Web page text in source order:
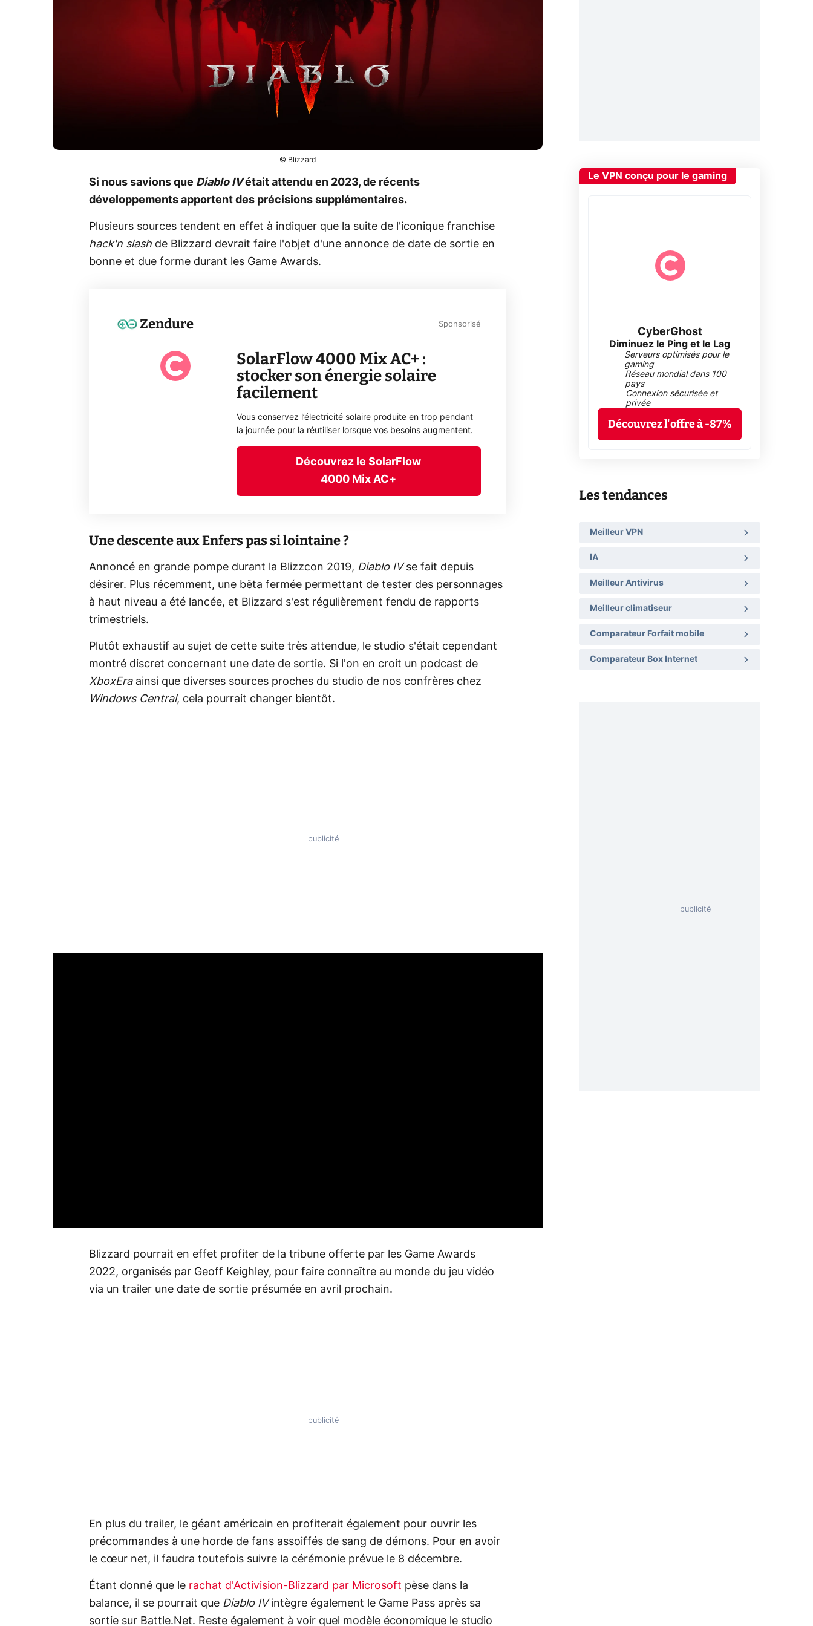
© Blizzard
Si nous savions que Diablo IVétait attendu en 2023, de récents
développements apportent des précisions supplémentaires.
Plusieurs sources tendent en effet à indiquer que la suite de l'iconique franchise
hack'n slash de Blizzard devrait faire l'objet d'une annonce de date de sortie en
bonne et due forme durant les Game Awards.
Zendure Sponsorisé
SolarFlow 4000 Mix AC+ :
stocker son énergie solaire
facilement
Vous conservez l’électricité solaire produite en trop pendant
la journée pour la réutiliser lorsque vos besoins augmentent.
Découvrez le SolarFlow
4000 Mix AC+
Une descente aux Enfers pas si lointaine ?
Annoncé en grande pompe durant la Blizzcon 2019, Diablo IVse fait depuis
désirer. Plus récemment, une bêta fermée permettant de tester des personnages
à haut niveau a été lancée, et Blizzard s'est régulièrement fendu de rapports
trimestriels.
Plutôt exhaustif au sujet de cette suite très attendue, le studio s'était cependant
montré discret concernant une date de sortie. Si l'on en croit un podcast de
XboxEraainsi que diverses sources proches du studio de nos confrères chez
Windows Central, cela pourrait changer bientôt.
Blizzard pourrait en effet profiter de la tribune offerte par les Game Awards
2022, organisés par Geoff Keighley, pour faire connaître au monde du jeu vidéo
via un trailer une date de sortie présumée en avril prochain.
En plus du trailer, le géant américain en profiterait également pour ouvrir les
précommandes à une horde de fans assoiffés de sang de démons. Pour en avoir
le cœur net, il faudra toutefois suivre la cérémonie prévue le 8 décembre.
Étant donné que le rachat d'Activision-Blizzard par Microsoft pèse dans la
balance, il se pourrait que Diablo IVintègre également le Game Pass après sa
sortie sur Battle.Net. Reste également à voir quel modèle économique le studio
Le VPN conçu pour le gaming
CyberGhost
Diminuez le Ping et le Lag
Serveurs optimisés pour le
gaming
Réseau mondial dans 100
pays
Connexion sécurisée et
privée
Découvrez l'offre à -87%
Les tendances
Meilleur VPN
IA
Meilleur Antivirus
Meilleur climatiseur
Comparateur Forfait mobile
Comparateur Box Internet